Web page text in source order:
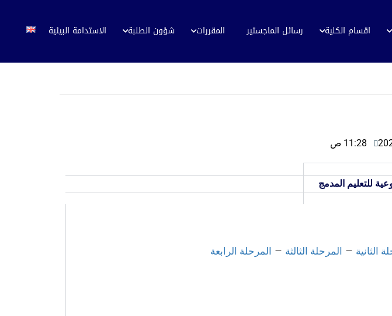
اقسام الكلية رسائل الماجستير المقررات شؤون الطلبة الاستدامة البيئية
11:28 ص
للتعليم المدمج
الثانية – المرحلة الثالثة – المرحلة الرابعة